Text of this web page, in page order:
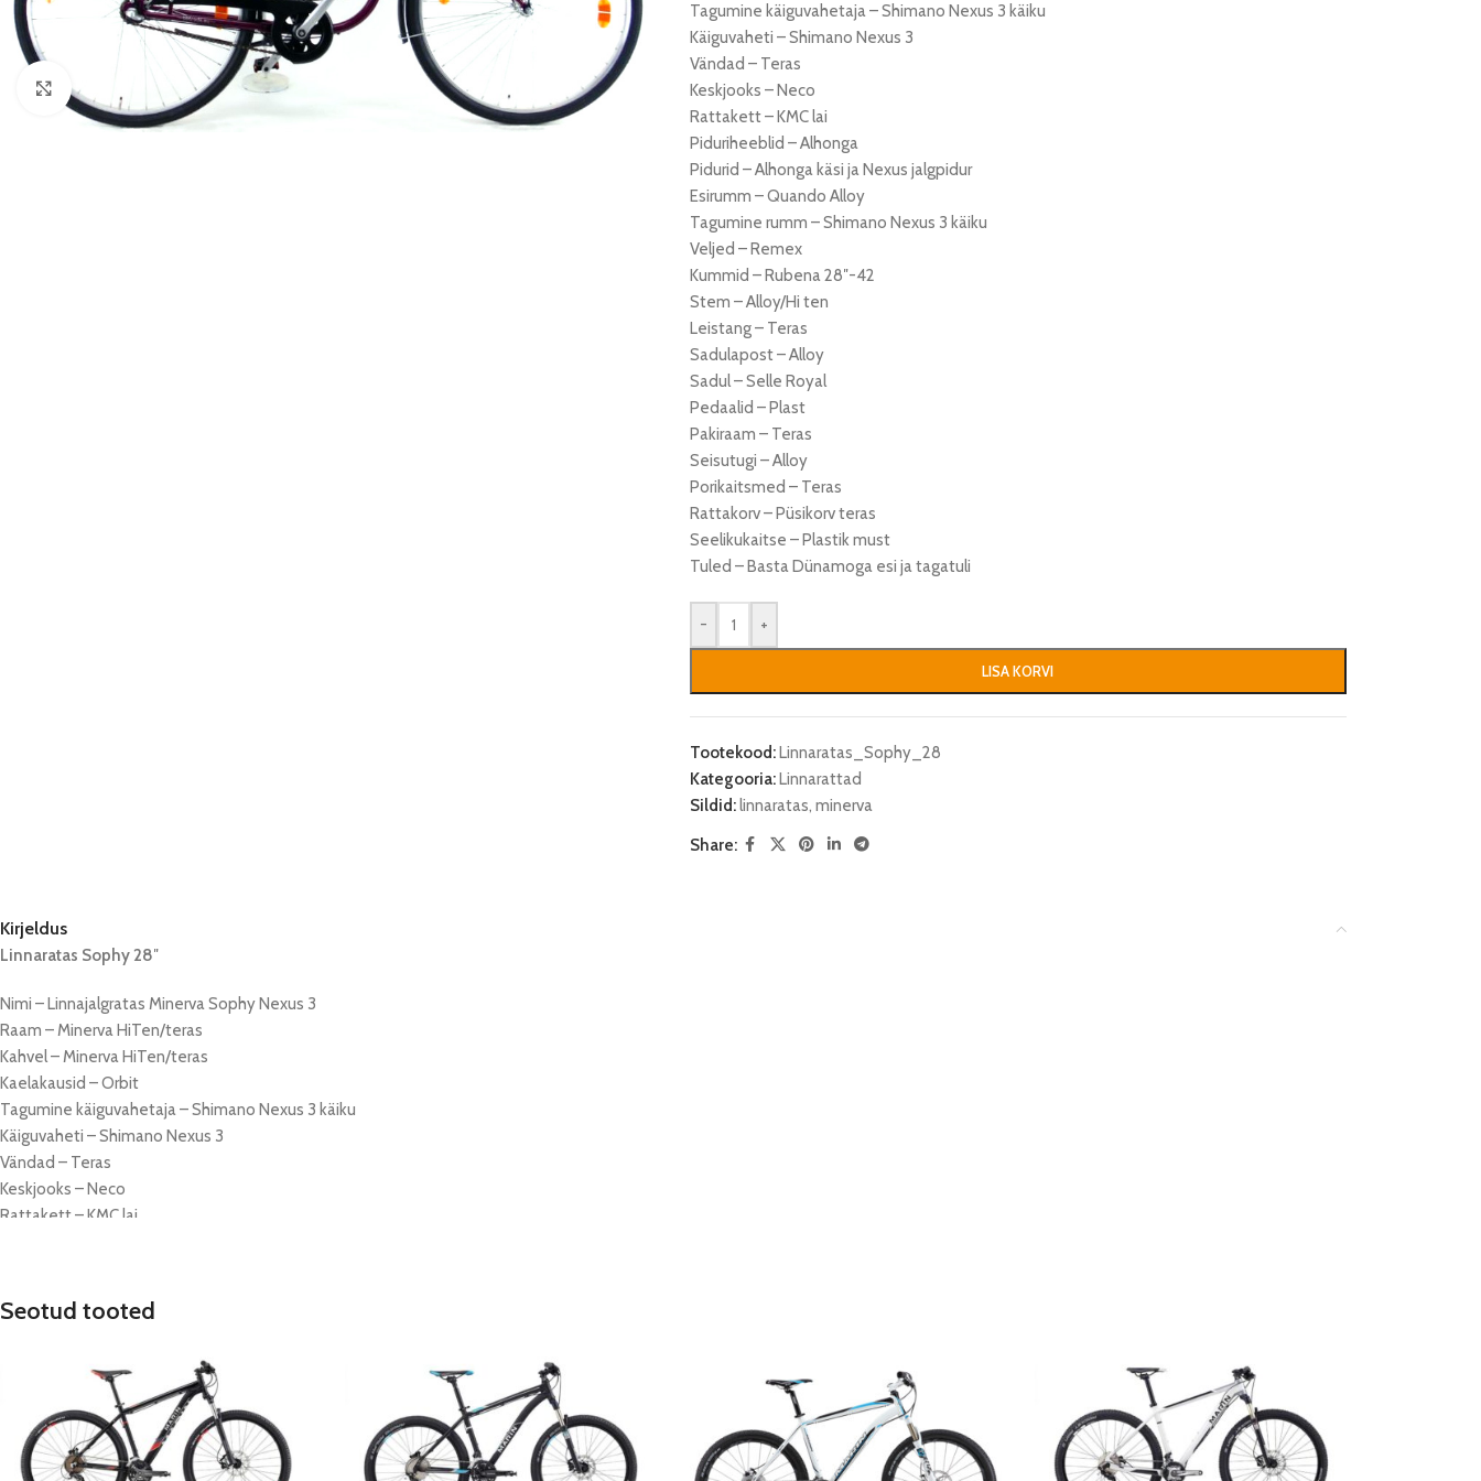
Click to enlarge
Tagumine käiguvahetaja – Shimano Nexus 3 käiku
Käiguvaheti – Shimano Nexus 3
Vändad – Teras
Keskjooks – Neco
Rattakett – KMC lai
Piduriheeblid – Alhonga
Pidurid – Alhonga käsi ja Nexus jalgpidur
Esirumm – Quando Alloy
Tagumine rumm – Shimano Nexus 3 käiku
Veljed – Remex
Kummid – Rubena 28″-42
Stem – Alloy/Hi ten
Leistang – Teras
Sadulapost – Alloy
Sadul – Selle Royal
Pedaalid – Plast
Pakiraam – Teras
Seisutugi – Alloy
Porikaitsmed – Teras
Rattakorv – Püsikorv teras
Seelikukaitse – Plastik must
Tuled – Basta Dünamoga esi ja tagatuli
- +
LISA KORVI
Tootekood:Linnaratas_Sophy_28
Kategooria:Linnarattad
Sildid:linnaratas, minerva
Share:
Kirjeldus
Linnaratas Sophy 28″
Nimi – Linnajalgratas Minerva Sophy Nexus 3
Raam – Minerva HiTen/teras
Kahvel – Minerva HiTen/teras
Kaelakausid – Orbit
Tagumine käiguvahetaja – Shimano Nexus 3 käiku
Käiguvaheti – Shimano Nexus 3
Vändad – Teras
Keskjooks – Neco
Rattakett – KMC lai
Tagumine rumm – Shimano Nexus 3 käiku
Kummid – Rubena 28″-42
Stem – Alloy/Hi ten
Leistang – Teras
Sadulapost – Alloy
Seotud tooted